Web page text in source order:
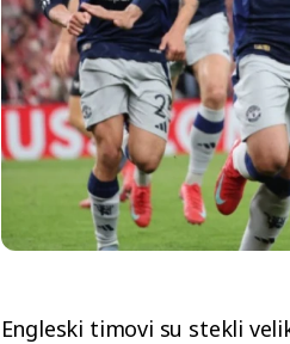
Engleski timovi su stekli